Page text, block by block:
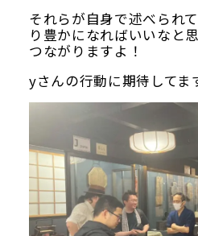
それらが自身で述べられ
り豊かになればいいなと
つながりますよ！
yさんの行動に期待してま